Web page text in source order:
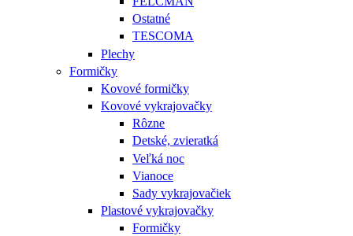
Ostatné
TESCOMA
Plechy
Formičky
Kovové formičky
Kovové vykrajovačky
Rôzne
Detské, zvieratká
Veľká noc
Vianoce
Sady vykrajovačiek
Plastové vykrajovačky
Formičky